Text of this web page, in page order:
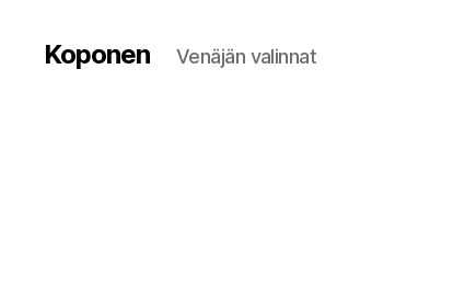
Koponen Venäjän valinnat